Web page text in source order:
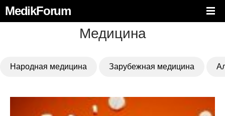
MedikForum
Медицина
Народная медицина Зарубежная медицина